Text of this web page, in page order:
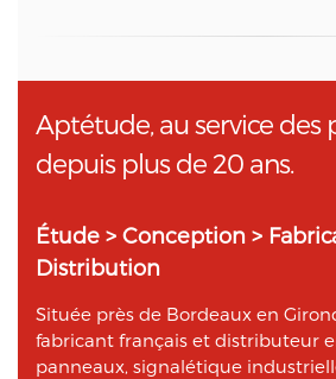
Aptétude, au service des
depuis plus de 20 ans.
Étude > Conception >
Distribution
Située près de Bordeaux en
fabricant français et distributeur
panneaux, signalétique